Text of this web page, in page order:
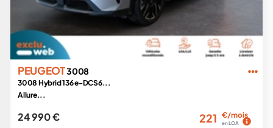
PEUGEOT3008
3008 Hybrid 136 e-DCS6...
Allure...
24 990 € 221 €/mois
en LOA